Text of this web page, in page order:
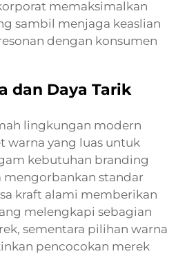
memaksimalkan
sambil menjaga keaslian
dengan konsumen
dan Daya Tarik
lingkungan modern
warna yang luas untuk
kebutuhan branding
mengorbankan standar
kraft alami memberikan
melengkapi sebagian
sementara pilihan warna
pencocokan merek